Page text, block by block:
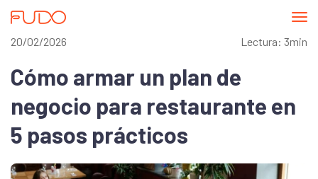
20/02/2026 Lectura: 3min
Cómo armar un plan de
negocio para restaurante en
5 pasos prácticos